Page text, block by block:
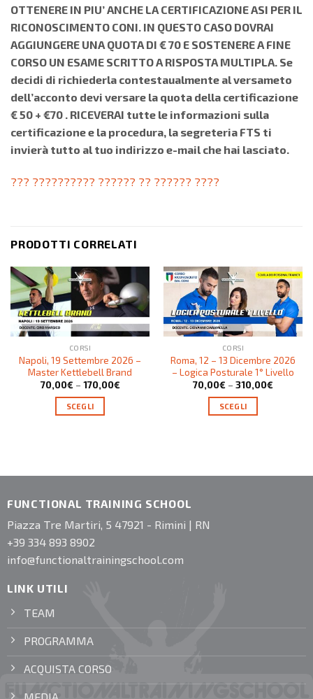
OTTENERE IN PIU’ ANCHE LA CERTIFICAZIONE ASI PER IL
RICONOSCIMENTO CONI. IN QUESTO CASO DOVRAI
AGGIUNGERE UNA QUOTA DI € 70 E SOSTENERE A FINE
CORSO UN ESAME SCRITTO A RISPOSTA MULTIPLA. Se
decidi di richiederla contestaualmente al versameto
dell’acconto devi versare la quota della certificazione
€ 50 + €70 . RICEVERAI tutte le informazioni sulla
certificazione e la procedura, la segreteria FTS ti
invierà tutto al tuo indirizzo e-mail che hai lasciato.
??? ?????????? ?????? ?? ?????? ????
PRODOTTI CORRELATI
CORSI
Napoli, 19 Settembre 2026 –
Master Kettlebell Brand
70,00€ – 170,00€
SCEGLI
CORSI
Roma, 12 – 13 Dicembre 2026
– Logica Posturale 1° Livello
70,00€ – 310,00€
SCEGLI
FUNCTIONAL TRAINING SCHOOL
Piazza Tre Martiri, 5 47921 - Rimini | RN
+39 334 893 8902
info@functionaltrainingschool.com
LINK UTILI
TEAM
PROGRAMMA
ACQUISTA CORSO